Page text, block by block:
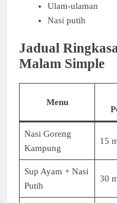
Ulam-ulaman
Nasi putih
Jadual
Malam Simple
Menu
Nasi Goreng
Kampung
15
Sup Ayam + Nasi
Putih
30